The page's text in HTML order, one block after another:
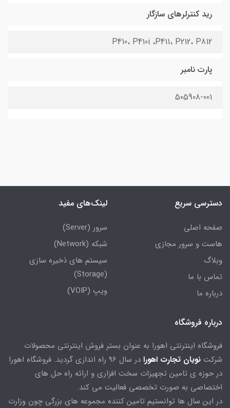
رید کنترلرهای سازگار
P410، P410i ،P411، P212، P812
پارت نامبر
505908-001
دسترسی سریع
صفحه اصلی
هاست و سرور مجازی
وبلاگ
تماس با ما
درباره ما
لینک‌های مفید
سرور (Server)
شبکه (Network)
سیستم های ذخیره سازی
(Storage)
ویپ (VOIP)
درباره فروشگاه
فروشگاه اینترنتی اهورا به عنوان بستر فروش اینترنتی محصولات
شرکت نویان تجارت اهورا
در سال 96 راه اندازی گردید. فروشگاه اهورا
در حوزه ی تامین تجهیزات سخت افزاری و ارائه راه حل های
اختصاصی به صورت تخصصی فعالیت می کند.
در این سال ها توانستیم تامین کننده مجموعه های بزرگی چون وزارت